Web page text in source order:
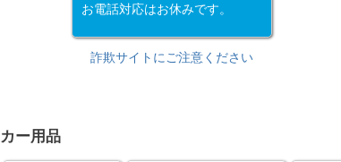
お電話対応はお休みです。
詐欺サイトにご注意ください
カー用品